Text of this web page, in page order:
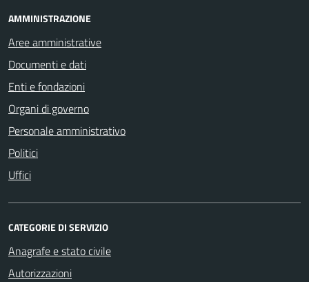
AMMINISTRAZIONE
Aree amministrative
Documenti e dati
Enti e fondazioni
Organi di governo
Personale amministrativo
Politici
Uffici
CATEGORIE DI SERVIZIO
Anagrafe e stato civile
Autorizzazioni